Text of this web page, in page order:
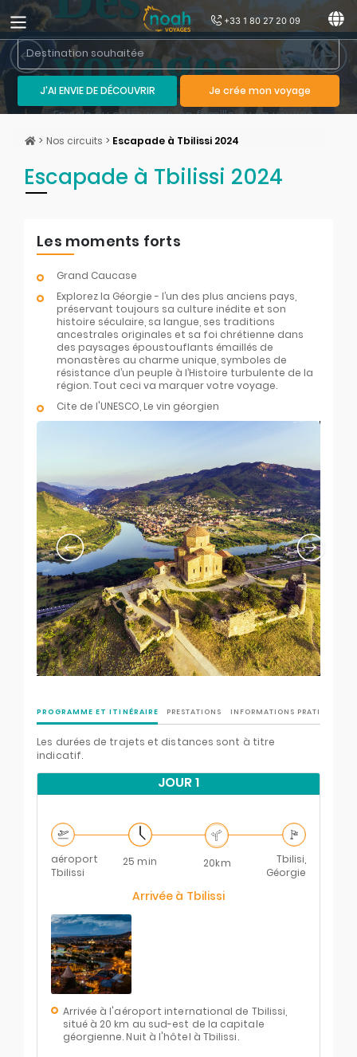
+33 1 80 27 20 09
voyagespour vous
En solo ou entre amis, en famille ou en voyage
Previous slide Next
J'AI ENVIE DE DÉCOUVRIR Je crée mon voyage
> Nos circuits > Escapade à Tbilissi 2024
Escapade à Tbilissi 2024
Les moments forts
Grand Caucase
Explorez la Géorgie - l’un des plus anciens pays,
préservant toujours sa culture inédite et son
histoire séculaire, sa langue, ses traditions
ancestrales originales et sa foi chrétienne dans
des paysages époustouflants émaillés de
monastères au charme unique, symboles de
résistance d’un peuple à l’Histoire turbulente de la
région. Tout ceci va marquer votre voyage.
Cite de l'UNESCO, Le vin géorgien
Previous slide Next slide
PROGRAMME ET ITINÉRAIRE PRESTATIONS INFORMATIONS PRATIQUES
Les durées de trajets et distances sont à titre
indicatif.
JOUR 1
25 min 20km
aéroport
Tbilissi
Tbilisi,
Géorgie
Arrivée à Tbilissi
Arrivée à l'aéroport international de Tbilissi,
situé à 20 km au sud-est de la capitale
géorgienne. Nuit à l'hôtel à Tbilissi.